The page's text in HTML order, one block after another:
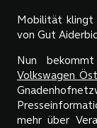
Mobilität klingt
von Gut
Nun
Volkswagen
mehr über